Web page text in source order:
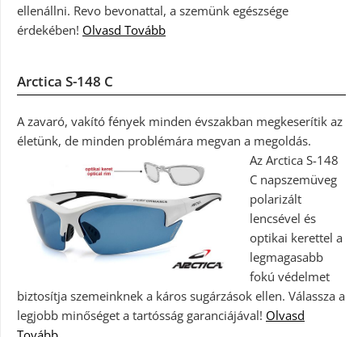
ellenállni. Revo bevonattal, a szemünk egészsége
érdekében! Olvasd Tovább
Arctica S-148 C
A zavaró, vakító fények minden évszakban megkeserítik az
életünk, de minden problémára megvan a megoldás.
Az Arctica S-148
C napszemüveg
polarizált
lencsével és
optikai kerettel a
legmagasabb
fokú védelmet
biztosítja szemeinknek a káros sugárzások ellen. Válassza a
legjobb minőséget a tartósság garanciájával! Olvasd